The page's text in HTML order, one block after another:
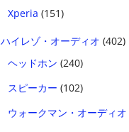
Xperia (151)
ハイレゾ・オーディオ (402)
ヘッドホン (240)
スピーカー (102)
ウォークマン・オーディオ